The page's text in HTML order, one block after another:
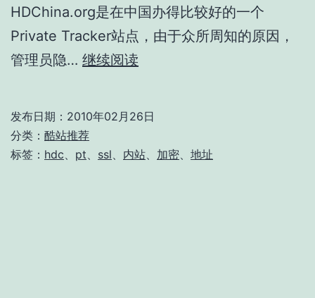
HDChina.org是在中国办得比较好的一个
Private Tracker站点，由于众所周知的原因，
管理员隐… 继续阅读
发布日期： 2010年02月26日
分类： 酷站推荐
标签： hdc pt ssl 内站 加密 地址